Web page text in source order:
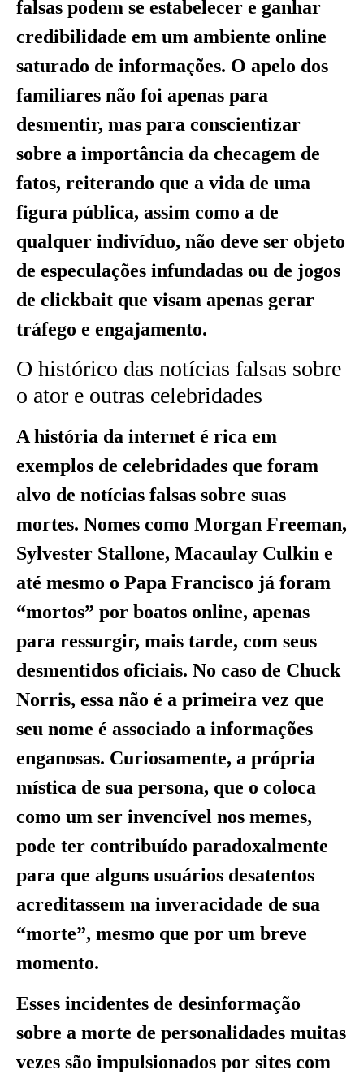
falsas podem se estabelecer e ganhar
credibilidade em um ambiente online
saturado de informações. O apelo dos
familiares não foi apenas para
desmentir, mas para conscientizar
sobre a importância da checagem de
fatos, reiterando que a vida de uma
figura pública, assim como a de
qualquer indivíduo, não deve ser objeto
de especulações infundadas ou de jogos
de clickbait que visam apenas gerar
tráfego e engajamento.
O histórico das notícias falsas sobre
o ator e outras celebridades
A história da internet é rica em
exemplos de celebridades que foram
alvo de notícias falsas sobre suas
mortes. Nomes como Morgan Freeman,
Sylvester Stallone, Macaulay Culkin e
até mesmo o Papa Francisco já foram
“mortos” por boatos online, apenas
para ressurgir, mais tarde, com seus
desmentidos oficiais. No caso de Chuck
Norris, essa não é a primeira vez que
seu nome é associado a informações
enganosas. Curiosamente, a própria
mística de sua persona, que o coloca
como um ser invencível nos memes,
pode ter contribuído paradoxalmente
para que alguns usuários desatentos
acreditassem na inveracidade de sua
“morte”, mesmo que por um breve
momento.
Esses incidentes de desinformação
sobre a morte de personalidades muitas
vezes são impulsionados por sites com